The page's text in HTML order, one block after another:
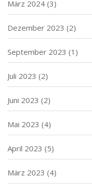
März 2024 (3)
Dezember 2023 (2)
September 2023 (1)
Juli 2023 (2)
Juni 2023 (2)
Mai 2023 (4)
April 2023 (5)
März 2023 (4)